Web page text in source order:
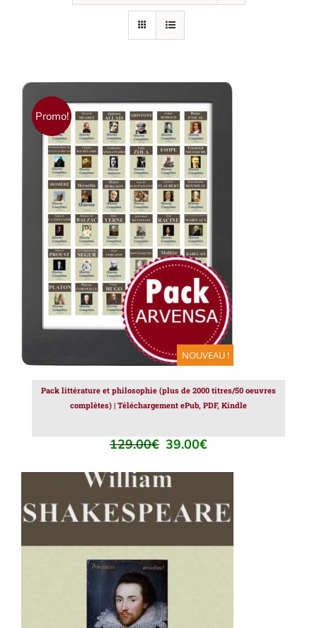
Promo!
NOUVEAU !
AJOUTER AU PANIER / DÉTAILS
Pack littérature et philosophie (plus de 2000 titres/50 oeuvres
complètes) | Téléchargement ePub, PDF, Kindle
129.00€ Le
initial
129.00€.
39.00€Le
actuel
39.00€.
AJOUTER AU PANIER / DÉTAILS